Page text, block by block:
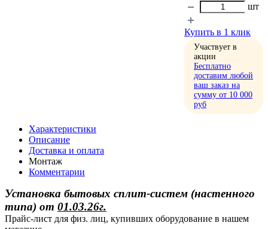
шт
Купить в 1 клик
Участвует в
акции
Бесплатно
доставим любой
ваш заказ на
сумму от 10 000
руб
Характеристики
Описание
Доставка и оплата
Монтаж
Комментарии
Установка бытовых сплит-систем (настенного
типа) от 01.03.26г.
Прайс-лист для физ. лиц, купивших оборудование в нашем